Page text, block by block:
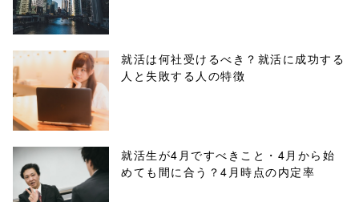
/tapbiz_theme/
parts/sns-
buttons.php on
line10
/1074744"
onclick="windo
就活は何社受けるべき？就活に成功する
人と失敗する人の特徴
就活生が4月ですべきこと・4月から始
めても間に合う？4月時点の内定率